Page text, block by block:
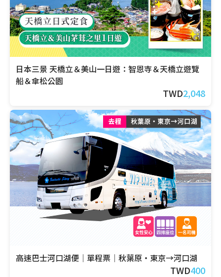
日本三景 天橋立＆美山一日遊：智恩寺＆天橋立遊覽
船＆傘松公園
TWD2,048
高速巴士河口湖便｜單程票｜秋葉原・東京→河口湖
TWD400